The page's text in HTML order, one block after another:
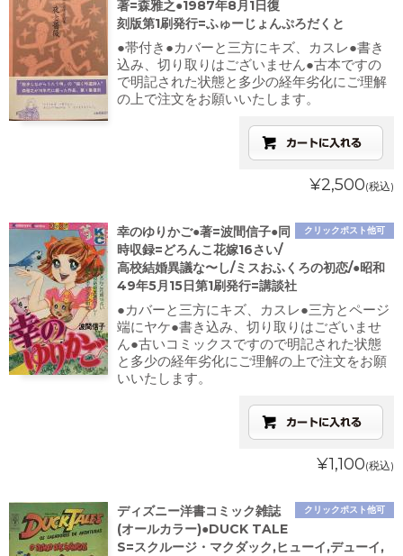
著=森雅之●1987年8月1日復
刻版第1刷発行=ふゅーじょんぷろだくと
●帯付き●カバーと三方にキズ、カスレ●書き
込み、切り取りはございません●古本ですの
で明記された状態と多少の経年劣化にご理解
の上で注文をお願いいたします。
¥2,500(税込)
クリックポスト他可
幸のゆりかご●著=波間信子●同
時収録=どろんこ花嫁16さい/
高校結婚異議な〜し/ミスおふくろの初恋/●昭和
49年5月15日第1刷発行=講談社
●カバーと三方にキズ、カスレ●三方とページ
端にヤケ●書き込み、切り取りはございませ
ん●古いコミックスですので明記された状態
と多少の経年劣化にご理解の上で注文をお願
いいたします。
¥1,100(税込)
クリックポスト他可
ディズニー洋書コミック雑誌
(オールカラー)●DUCK TALE
S=スクルージ・マクダック,ヒューイ,デューイ,